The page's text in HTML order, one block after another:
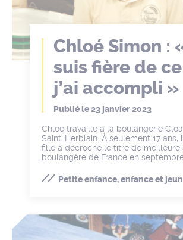
Chloé Simon :
suis fière de
j’ai accompli »
Publié le23 janvier 2023
Chloé travaille à la boulangerie
Saint-Herblain. À seulement 17 ans,
fille a décroché le titre de meilleure
boulangère de France en septembre
Petite enfance, enfance et